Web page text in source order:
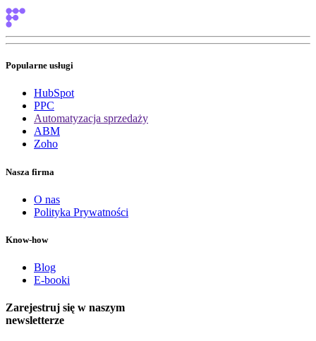
Popularne usługi
HubSpot
PPC
Automatyzacja sprzedaży
ABM
Zoho
Nasza firma
O nas
Polityka Prywatności
Know-how
Blog
E-booki
Zarejestruj się w naszym
newsletterze